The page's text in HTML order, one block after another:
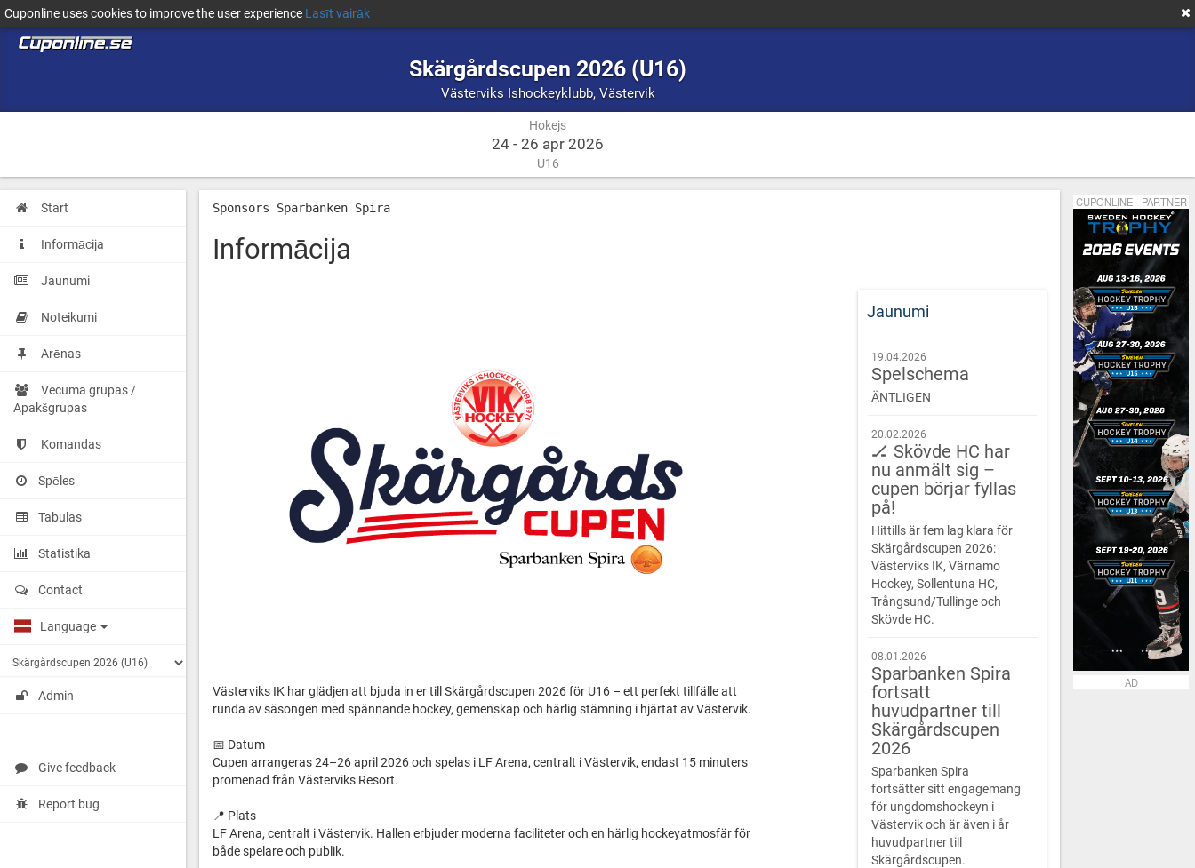
Cuponline uses cookies to improve the user experience Lasīt vairāk
Skärgårdscupen 2026 (U16)
Västerviks Ishockeyklubb, Hokejs
VästervikVästervik
Hokejs
24 - 26 apr 2026
U16
Start
Informācija
Jaunumi
Noteikumi
Arēnas
Vecuma grupas /
Apakšgrupas
Komandas
Spēles
Tabulas
Statistika
Contact
Language
Admin
Give feedback
Report bug
Sponsors Sparbanken Spira
Informācija
Västerviks IK har glädjen att bjuda in er till Skärgårdscupen 2026 för U16 – ett perfekt tillfälle att
runda av säsongen med spännande hockey, gemenskap och härlig stämning i hjärtat av Västervik.
📅 Datum
Cupen arrangeras 24–26 april 2026 och spelas i LF Arena, centralt i Västervik, endast 15 minuters
promenad från Västerviks Resort.
📍 Plats
LF Arena, centralt i Västervik. Hallen erbjuder moderna faciliteter och en härlig hockeyatmosfär för
både spelare och publik.
Jaunumi
19.04.2026
Spelschema
ÄNTLIGEN
20.02.2026
🏒 Skövde HC har
nu anmält sig –
cupen börjar fyllas
på!
Hittills är fem lag klara för
Skärgårdscupen 2026:
Västerviks IK, Värnamo
Hockey, Sollentuna HC,
Trångsund/Tullinge och
Skövde HC.
08.01.2026
Sparbanken Spira
fortsatt
huvudpartner till
Skärgårdscupen
2026
Sparbanken Spira
fortsätter sitt engagemang
för ungdomshockeyn i
Västervik och är även i år
huvudpartner till
Skärgårdscupen.
CUPONLINE - PARTNER
AD